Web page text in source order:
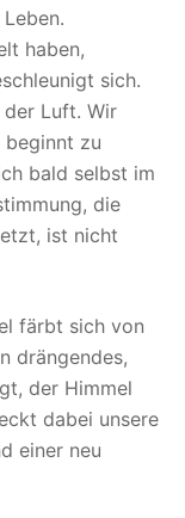
haben,
sich.
der Luft. Wir
beginnt zu
bald selbst im
die
ist nicht
färbt sich von
drängendes,
der Himmel
dabei unsere
einer neu